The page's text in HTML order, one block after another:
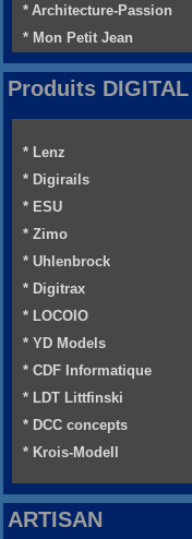
* Architecture-Passion
* Mon Petit Jean
Produits DIGITAL
* Lenz
* Digirails
* ESU
* Zimo
* Uhlenbrock
* Digitrax
* LOCOIO
* YD Models
* CDF Informatique
* LDT Littfinski
* DCC concepts
* Krois-Modell
ARTISAN